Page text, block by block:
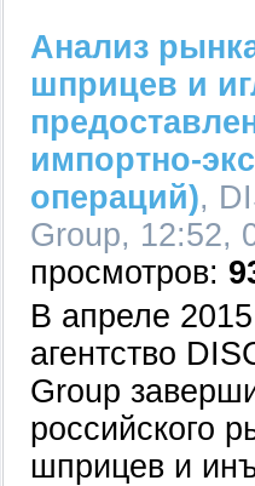
Анализ
шприцев и
импортно-
операций),
Group, 12:52,
В апреле
агентство
Group
российского
шприцев и